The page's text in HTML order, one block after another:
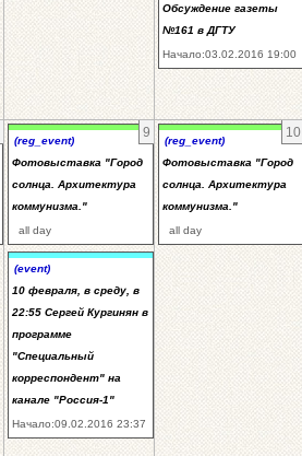
Обсуждение газеты
№161 в ДГТУ
Начало:03.02.2016 19:00
9
(reg_event)
Фотовыставка "Город
солнца. Архитектура
коммунизма."
all day
(event)
10 февраля, в среду, в
22:55 Сергей Кургинян в
программе
"Специальный
корреспондент" на
канале "Россия-1"
Начало:09.02.2016 23:37
10
(reg_event)
Фотовыставка "Город
солнца. Архитектура
коммунизма."
all day